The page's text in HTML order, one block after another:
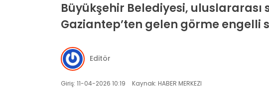
Büyükşehir Belediyesi,
Gaziantep’ten gelen görme engelli
Editör
Giriş: 11-04-2026 10:19 Kaynak: HABER MERKEZI